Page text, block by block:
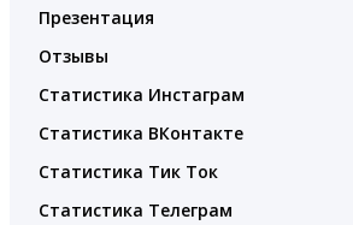
Презентация
Отзывы
Статистика Инстаграм
Статистика ВКонтакте
Статистика Тик Ток
Статистика Телеграм